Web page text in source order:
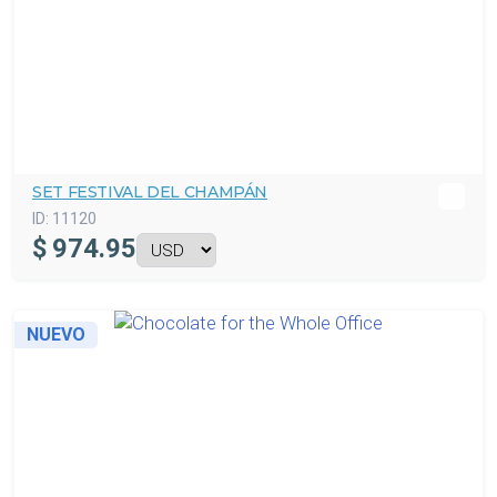
SET FESTIVAL DEL CHAMPÁN
ID: 11120
$ 974.95
NUEVO